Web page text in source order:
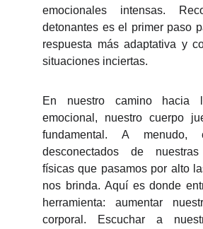
emocionales intensas.
detonantes es el primer paso
respuesta más adaptativa y
situaciones inciertas.
En nuestro camino hacia
emocional, nuestro cuerpo
fundamental. A menudo,
desconectados de
físicas que pasamos por alto
nos brinda. Aquí es donde
herramienta: aumentar
corporal. Escuchar a